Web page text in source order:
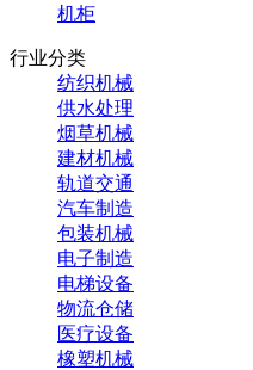
机柜
行业分类
纺织机械
供水处理
烟草机械
建材机械
轨道交通
汽车制造
包装机械
电子制造
电梯设备
物流仓储
医疗设备
橡塑机械